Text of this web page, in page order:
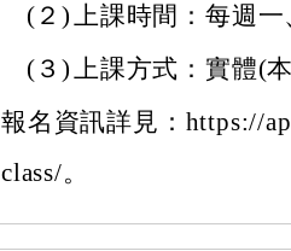
(２)上課時間：每週一
(３)上課方式：實體(
報名資訊詳見：https://
class/。